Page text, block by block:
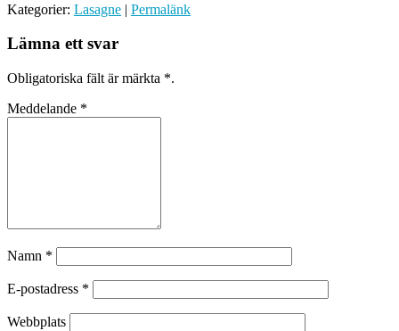
Kategorier: Lasagne | Permalänk
Lämna ett svar
Obligatoriska fält är märkta *.
Meddelande *
Namn *
E-postadress *
Webbplats